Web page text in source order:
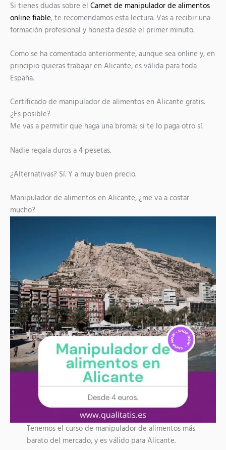
Si tienes dudas sobre el Carnet de manipulador de alimentos
online fiable, te recomendamos esta lectura. Vas a recibir una
formación profesional y honesta desde el primer minuto.
Como se ha comentado anteriormente, aunque sea online y, en
principio quieras trabajar en Alicante, es válida para toda
España.
Certificado de manipulador de alimentos en Alicante gratis.
¿Es posible?
Me vas a permitir que haga una broma: si te lo paga otro sí.
Nadie regala duros a 4 pesetas.
¿Alternativas? Sí. Y a muy buen precio.
Manipulador de alimentos en Alicante, ¿me va a costar
mucho?
Tenemos el curso de manipulador de alimentos más
barato del mercado, y es válido para Alicante.